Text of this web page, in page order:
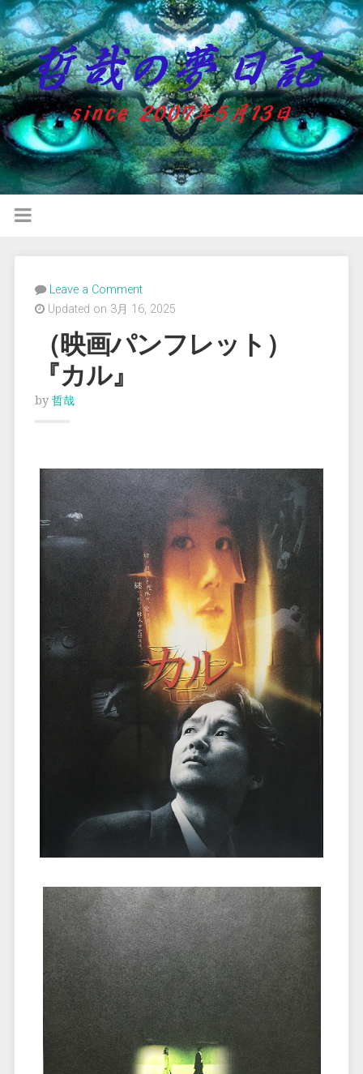
Leave a Comment
Updated on 3月 16, 2025
（映画パンフレット）
『カル』
by 哲哉